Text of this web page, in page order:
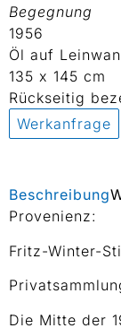
Begegnung
1956
Öl auf
135 x 145 cm
Rückseitig
Werkanfrage
Beschreibung
Provenienz:
Fritz-Winter-
Die Mitte der